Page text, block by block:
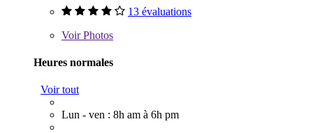
13 évaluations
VoirPhotos
Heures normales
Voir tout
Lun - ven : 8h am à 6h pm